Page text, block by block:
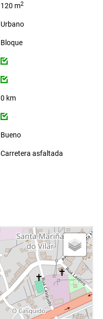
120 m2
Urbano
Bloque
0 km
Bueno
Carretera asfaltada